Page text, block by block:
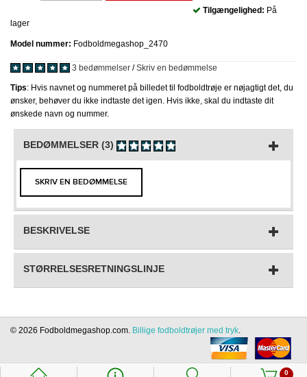
Tilgængelighed: På
lager
Model nummer: Fodboldmegashop_2470
3 bedømmelser /Skriv en bedømmelse
Tips: Hvis navnet og nummeret på billedet til fodboldtrøje er nøjagtigt det, du
ønsker, behøver du ikke indtaste det igen. Hvis ikke, skal du indtaste dit
ønskede navn og nummer.
BEDØMMELSER (3)
SKRIV EN BEDØMMELSE
BESKRIVELSE
STØRRELSESRETNINGSLINJE
0
© 2026 Fodboldmegashop.com. Billige fodboldtrøjer med tryk.